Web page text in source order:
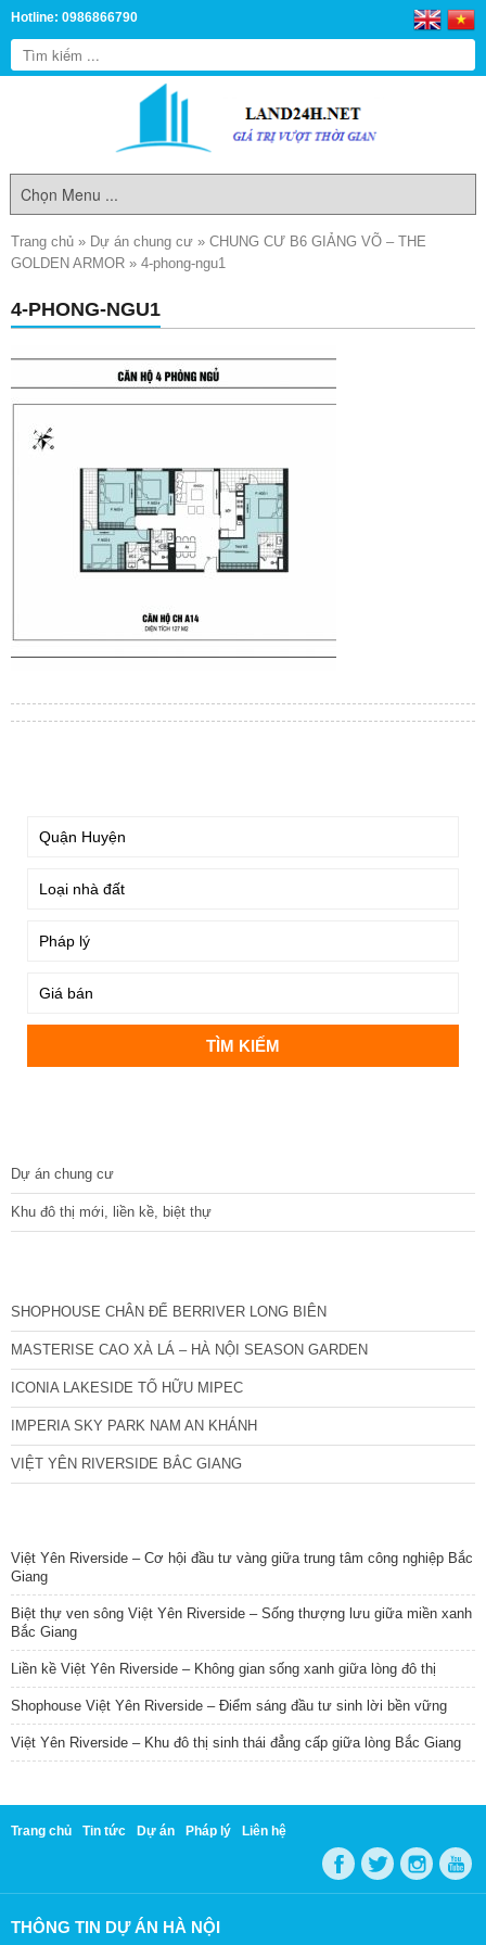
Hotline: 0986866790
Trang chủ » Dự án chung cư » CHUNG CƯ B6 GIẢNG VÕ – THE
GOLDEN ARMOR » 4-phong-ngu1
4-PHONG-NGU1
Dự án chung cư
Khu đô thị mới, liền kề, biệt thự
SHOPHOUSE CHÂN ĐẾ BERRIVER LONG BIÊN
MASTERISE CAO XÀ LÁ – HÀ NỘI SEASON GARDEN
ICONIA LAKESIDE TỐ HỮU MIPEC
IMPERIA SKY PARK NAM AN KHÁNH
VIỆT YÊN RIVERSIDE BẮC GIANG
Việt Yên Riverside – Cơ hội đầu tư vàng giữa trung tâm công nghiệp Bắc
Giang
Biệt thự ven sông Việt Yên Riverside – Sống thượng lưu giữa miền xanh
Bắc Giang
Liền kề Việt Yên Riverside – Không gian sống xanh giữa lòng đô thị
Shophouse Việt Yên Riverside – Điểm sáng đầu tư sinh lời bền vững
Việt Yên Riverside – Khu đô thị sinh thái đẳng cấp giữa lòng Bắc Giang
Trang chủ Tin tức Dự án Pháp lý Liên hệ
THÔNG TIN DỰ ÁN HÀ NỘI